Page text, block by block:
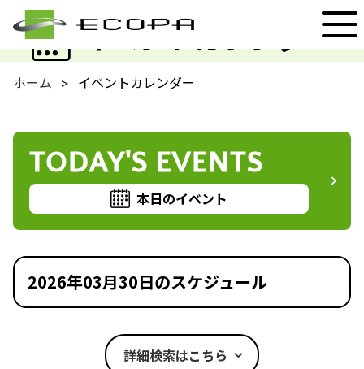
イベントカレンダー
EVENT
ホーム イベントカレンダー
TODAY'S EVENTS
本日のイベント
2026年03月30日のスケジュール
詳細検索はこちら